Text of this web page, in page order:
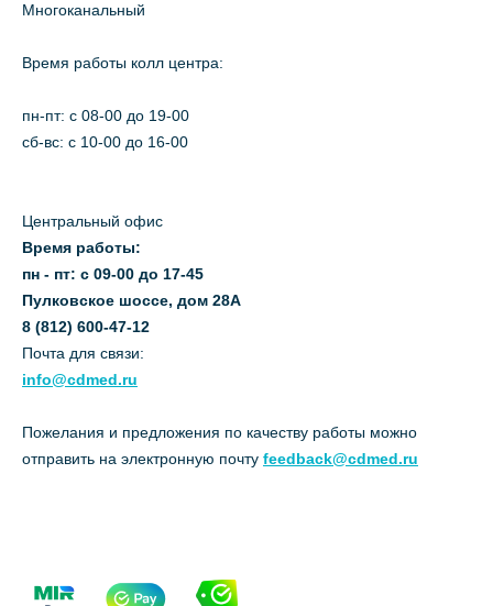
Многоканальный
Время работы колл центра:
пн-пт: c 08-00 до 19-00
сб-вс: с 10-00 до 16-00
Центральный офис
Время работы:
пн - пт: с 09-00 до 17-45
Пулковское шоссе, дом 28А
8 (812) 600-47-12
Почта для связи:
info@cdmed.ru
Пожелания и предложения по качеству работы можно
отправить на электронную почту feedback@cdmed.ru